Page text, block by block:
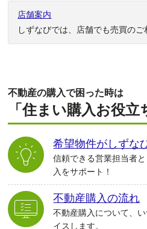
店舗案内
しずなびでは、店舗でも売買のご
不動産の購入で困った時は
「住まい購入お役立
希望物件がしずな
信頼できる営業担当者
入をサポート！
不動産購入の流れ
不動産購入について、
イスします。